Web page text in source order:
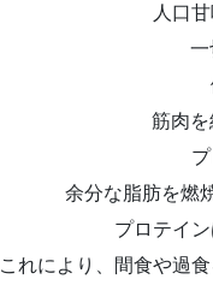
人口
筋肉
余分な脂肪を燃
プロテイ
これにより、間食や過